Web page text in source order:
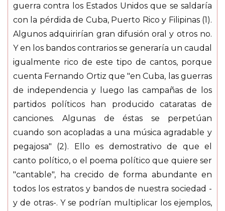
guerra contra los Estados Unidos que se saldaría
con la pérdida de Cuba, Puerto Rico y Filipinas (1).
Algunos adquirirían gran difusión oral y otros no.
Y en los bandos contrarios se generaría un caudal
igualmente rico de este tipo de cantos, porque
cuenta Fernando Ortiz que "en Cuba, las guerras
de independencia y luego las campañas de los
partidos políticos han producido cataratas de
canciones. Algunas de éstas se perpetúan
cuando son acopladas a una música agradable y
pegajosa" (2). Ello es demostrativo de que el
canto político, o el poema político que quiere ser
"cantable", ha crecido de forma abundante en
todos los estratos y bandos de nuestra sociedad -
y de otras-. Y se podrían multiplicar los ejemplos,